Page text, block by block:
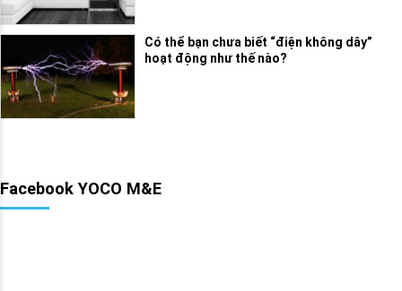
Có thể bạn chưa biết “điện không dây”
hoạt động như thế nào?
Facebook YOCO M&E